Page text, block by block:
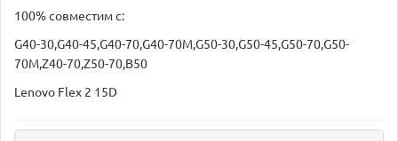
100% совместим с:
G40-30,G40-45,G40-70,G40-70M,G50-30,G50-45,G50-70,G50-
70M,Z40-70,Z50-70,B50
Lenovo Flex 2 15D